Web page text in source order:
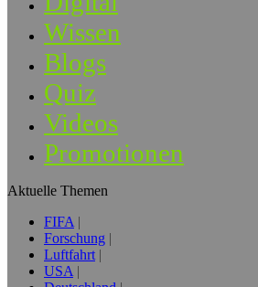
Wissen
Blogs
Quiz
Videos
Promotionen
Aktuelle Themen
FIFA
Forschung
Luftfahrt
USA